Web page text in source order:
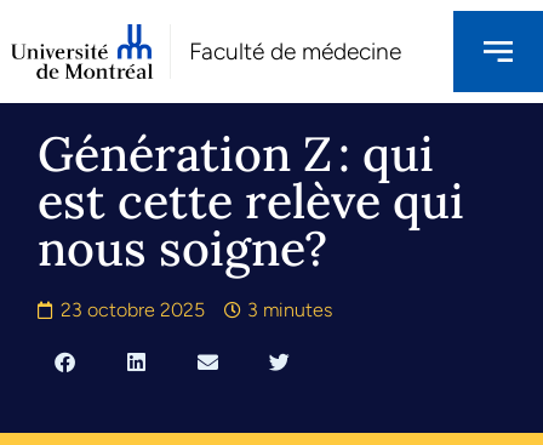
Faculté de médecine
Génération Z : qui
est cette relève qui
nous soigne?
23 octobre 2025 3 minutes